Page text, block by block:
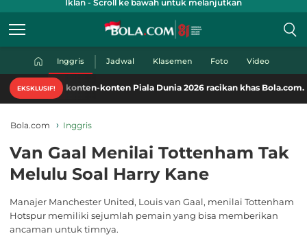
Iklan - Scroll ke bawah untuk melanjutkan
Inggris Jadwal Klasemen Foto Video
EKSKLUSIF!
konten-konten Piala Dunia 2026 racikan khas Bola.com. Klik di sini!
Bola.com Inggris
Van Gaal Menilai Tottenham Tak
Melulu Soal Harry Kane
Manajer Manchester United, Louis van Gaal, menilai Tottenham
Hotspur memiliki sejumlah pemain yang bisa memberikan
ancaman untuk timnya.